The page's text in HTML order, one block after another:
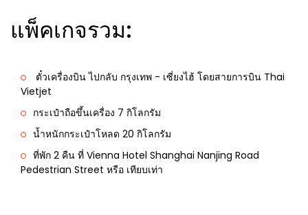
แพ็คเกจรวม:
ตั๋วเครื่องบิน ไปกลับ กรุงเทพ - เซี่ยงไฮ้ โดยสายการบิน Thai
Vietjet
กระเป๋าถือขึ้นเครื่อง 7 กิโลกรัม
น้ำหนักกระเป๋าโหลด 20 กิโลกรัม
ที่พัก 2 คืน ที่ Vienna Hotel Shanghai Nanjing Road
Pedestrian Street หรือ เทียบเท่า